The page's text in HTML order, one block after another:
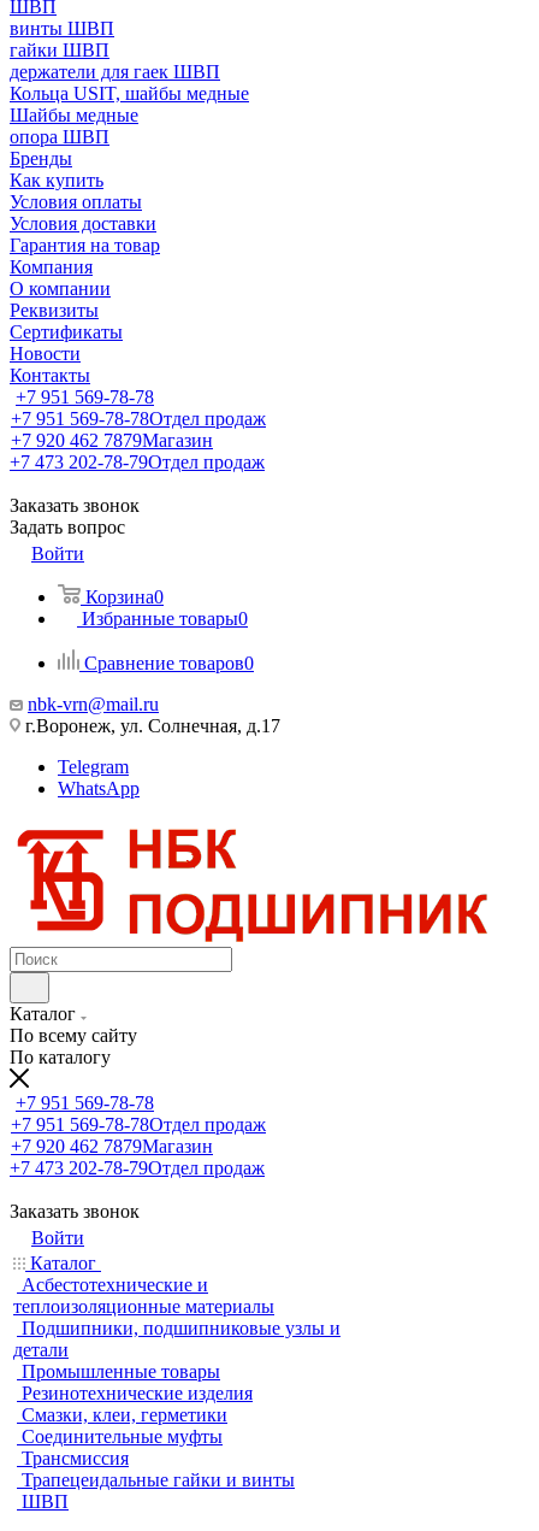
ШВП
винты ШВП
гайки ШВП
держатели для гаек ШВП
Кольца USIT, шайбы медные
Шайбы медные
опора ШВП
Бренды
Как купить
Условия оплаты
Условия доставки
Гарантия на товар
Компания
О компании
Реквизиты
Сертификаты
Новости
Контакты
+7 951 569-78-78
+7 951 569-78-78Отдел продаж
+7 920 462 7879Магазин
+7 473 202-78-79Отдел продаж
Заказать звонок
Задать вопрос
Войти
Корзина0
Избранные товары0
Сравнение товаров0
nbk-vrn@mail.ru
г.Воронеж, ул. Солнечная, д.17
Telegram
WhatsApp
Каталог
По всему сайту
По каталогу
+7 951 569-78-78
+7 951 569-78-78Отдел продаж
+7 920 462 7879Магазин
+7 473 202-78-79Отдел продаж
Заказать звонок
Войти
Каталог
Асбестотехнические и
теплоизоляционные материалы
Подшипники, подшипниковые узлы и
детали
Промышленные товары
Резинотехнические изделия
Смазки, клеи, герметики
Соединительные муфты
Трансмиссия
Трапецеидальные гайки и винты
ШВП